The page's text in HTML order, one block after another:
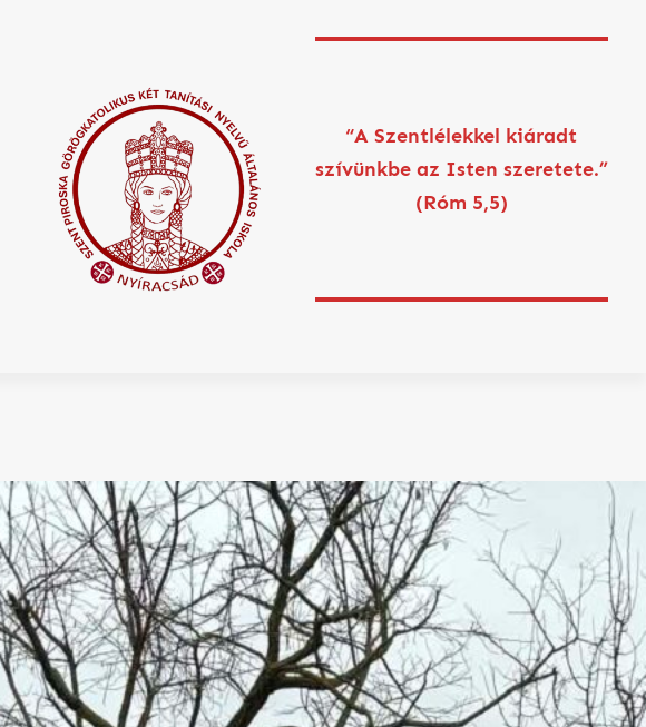
“A Szentlélekkel kiáradt
szívünkbe az Isten szeretete.”
(Róm 5,5)